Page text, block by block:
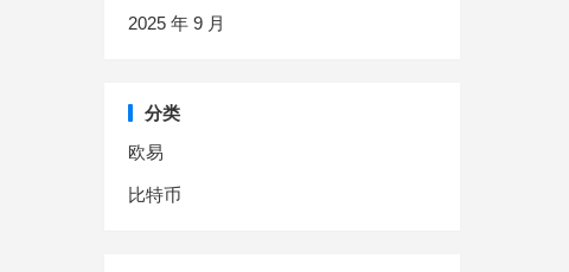
2025 年 9 月
分类
欧易
比特币